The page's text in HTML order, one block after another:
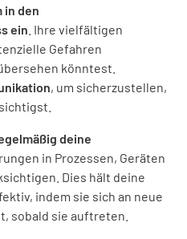
in den
ein . Ihre vielfältigen
Gefahren
könntest.
, um sicherzustellen,
deine
in Prozessen, Geräten
Dies hält deine
indem sie sich an neue
sobald sie auftreten.
prüfen?
K.A.
K.A.